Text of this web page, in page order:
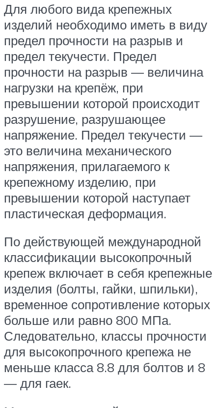
Для любого вида крепежных
изделий необходимо иметь в виду
предел прочности на разрыв и
предел текучести. Предел
прочности на разрыв — величина
нагрузки на крепёж, при
превышении которой происходит
разрушение, разрушающее
напряжение. Предел текучести —
это величина механического
напряжения, прилагаемого к
крепежному изделию, при
превышении которой наступает
пластическая деформация.
По действующей международной
классификации высокопрочный
крепеж включает в себя крепежные
изделия (болты, гайки, шпильки),
временное сопротивление которых
больше или равно 800 МПа.
Следовательно, классы прочности
для высокопрочного крепежа не
меньше класса 8.8 для болтов и 8
— для гаек.